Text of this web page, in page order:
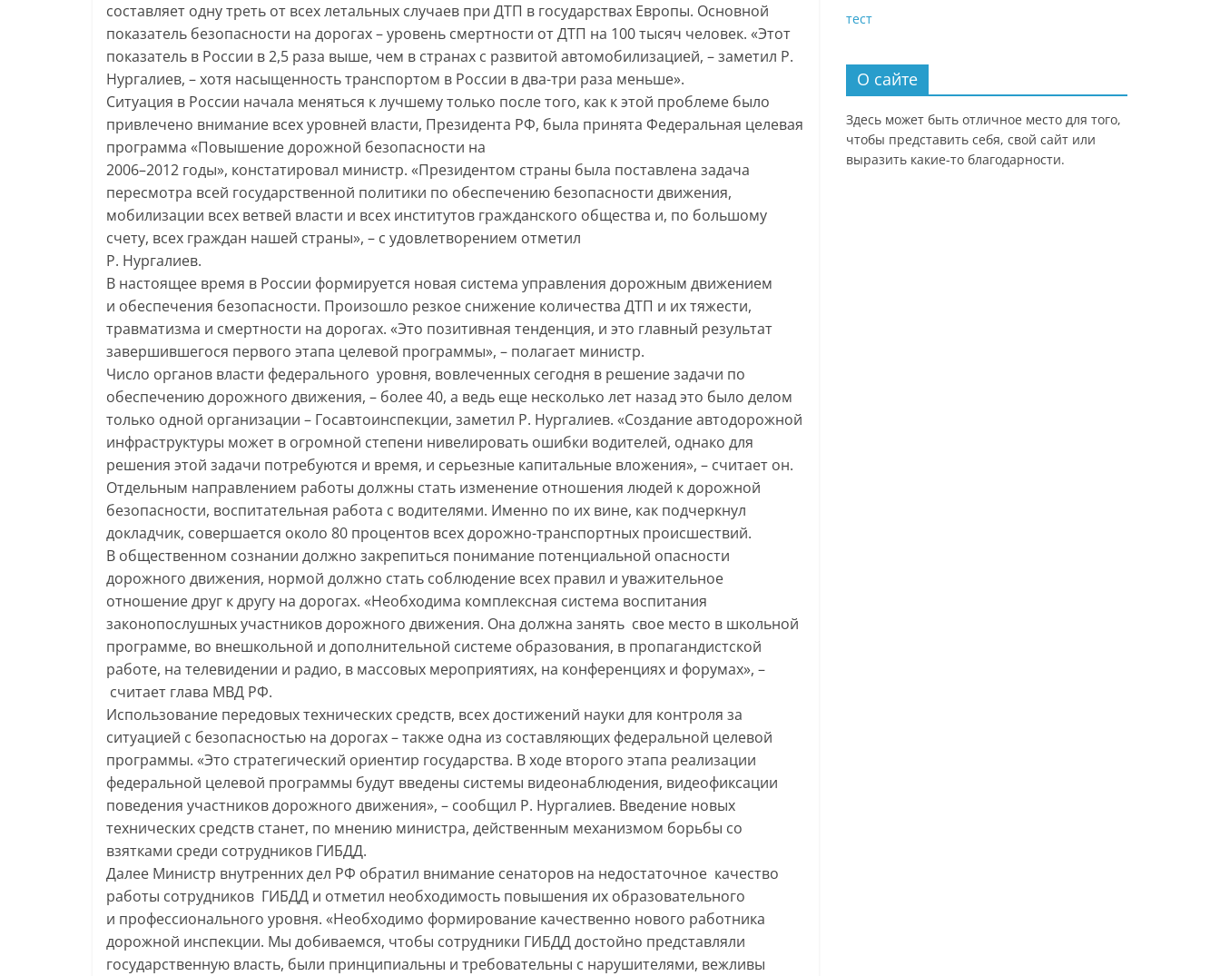
составляет одну треть от всех летальных случаев при ДТП в государствах Европы. Основной
показатель безопасности на дорогах – уровень смертности от ДТП на 100 тысяч человек. «Этот
показатель в России в 2,5 раза выше, чем в странах с развитой автомобилизацией, – заметил Р.
Нургалиев, – хотя насыщенность транспортом в России в два-три раза меньше».
Ситуация в России начала меняться к лучшему только после того, как к этой проблеме было
привлечено внимание всех уровней власти, Президента РФ, была принята Федеральная целевая
программа «Повышение дорожной безопасности на
2006–2012 годы», констатировал министр. «Президентом страны была поставлена задача
пересмотра всей государственной политики по обеспечению безопасности движения,
мобилизации всех ветвей власти и всех институтов гражданского общества и, по большому
счету, всех граждан нашей страны», – с удовлетворением отметил
Р. Нургалиев.
В настоящее время в России формируется новая система управления дорожным движением
и обеспечения безопасности. Произошло резкое снижение количества ДТП и их тяжести,
травматизма и смертности на дорогах. «Это позитивная тенденция, и это главный результат
завершившегося первого этапа целевой программы», – полагает министр.
Число органов власти федерального уровня, вовлеченных сегодня в решение задачи по
обеспечению дорожного движения, – более 40, а ведь еще несколько лет назад это было делом
только одной организации – Госавтоинспекции, заметил Р. Нургалиев. «Создание автодорожной
инфраструктуры может в огромной степени нивелировать ошибки водителей, однако для
решения этой задачи потребуются и время, и серьезные капитальные вложения», – считает он.
Отдельным направлением работы должны стать изменение отношения людей к дорожной
безопасности, воспитательная работа с водителями. Именно по их вине, как подчеркнул
докладчик, совершается около 80 процентов всех дорожно-транспортных происшествий.
В общественном сознании должно закрепиться понимание потенциальной опасности
дорожного движения, нормой должно стать соблюдение всех правил и уважительное
отношение друг к другу на дорогах. «Необходима комплексная система воспитания
законопослушных участников дорожного движения. Она должна занять свое место в школьной
программе, во внешкольной и дополнительной системе образования, в пропагандистской
работе, на телевидении и радио, в массовых мероприятиях, на конференциях и форумах», –
считает глава МВД РФ.
Использование передовых технических средств, всех достижений науки для контроля за
ситуацией с безопасностью на дорогах – также одна из составляющих федеральной целевой
программы. «Это стратегический ориентир государства. В ходе второго этапа реализации
федеральной целевой программы будут введены системы видеонаблюдения, видеофиксации
поведения участников дорожного движения», – сообщил Р. Нургалиев. Введение новых
технических средств станет, по мнению министра, действенным механизмом борьбы со
взятками среди сотрудников ГИБДД.
Далее Министр внутренних дел РФ обратил внимание сенаторов на недостаточное качество
работы сотрудников ГИБДД и отметил необходимость повышения их образовательного
и профессионального уровня. «Необходимо формирование качественно нового работника
дорожной инспекции. Мы добиваемся, чтобы сотрудники ГИБДД достойно представляли
государственную власть, были принципиальны и требовательны с нарушителями, вежливы
тест
О сайте
Здесь может быть отличное место для того,
чтобы представить себя, свой сайт или
выразить какие-то благодарности.